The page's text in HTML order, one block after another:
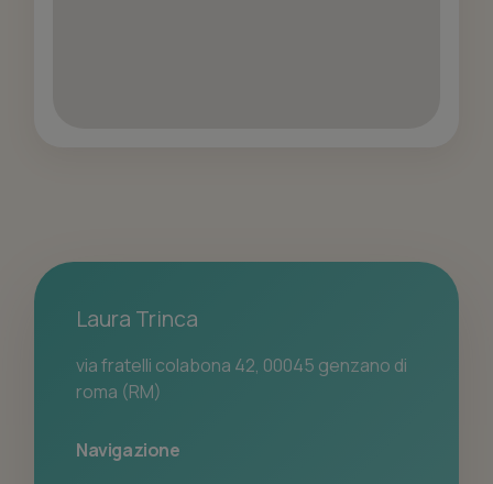
Laura Trinca
via fratelli colabona 42, 00045 genzano di
roma (RM)
Navigazione